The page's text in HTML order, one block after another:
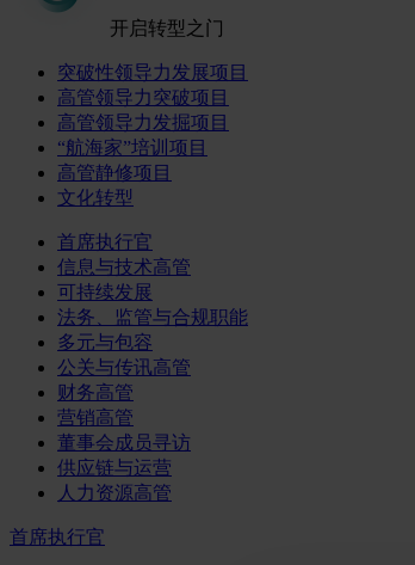
开启转型之门
突破性领导力发展项目
高管领导力突破项目
高管领导力发掘项目
“航海家”培训项目
高管静修项目
文化转型
首席执行官
信息与技术高管
可持续发展
法务、监管与合规职能
多元与包容
公关与传讯高管
财务高管
营销高管
董事会成员寻访
供应链与运营
人力资源高管
首席执行官